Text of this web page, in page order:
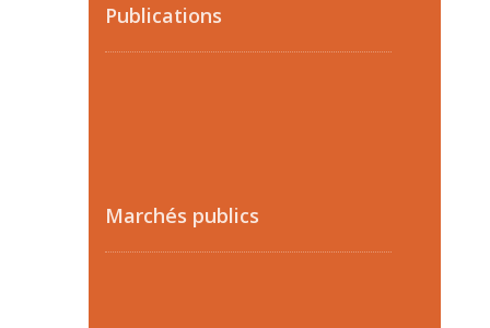
Publications
Marchés publics